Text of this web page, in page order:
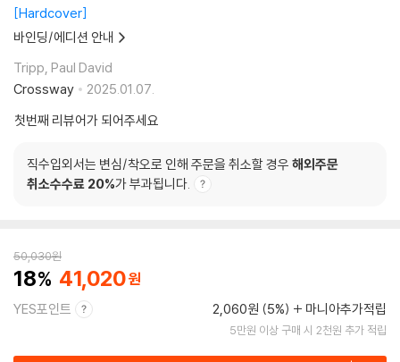
Hardcover
바인딩/에디션 안내
Tripp, Paul David
Crossway
2025.01.07.
첫번째 리뷰어가 되어주세요
직수입외서는 변심/착오로 인해 주문을 취소할 경우 해외주문
취소수수료 20%가 부과됩니다.
50,030원
18 41,020
YES포인트 2,060원 (5%) 마니아추가적립
5만원 이상 구매 시 2천원 추가 적립